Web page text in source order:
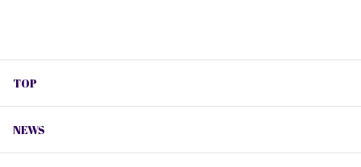
TOP
NEWS